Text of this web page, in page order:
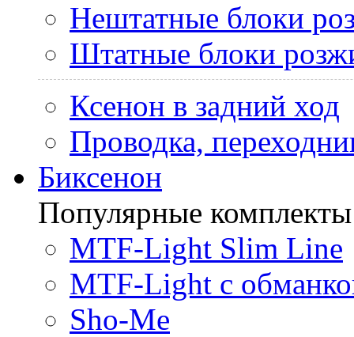
Нештатные блоки
Штатные блоки
Ксенон в задний ход
Проводка,
Биксенон
Популярные комплекты
MTF-Light Slim Line
MTF-Light с
Sho-Me